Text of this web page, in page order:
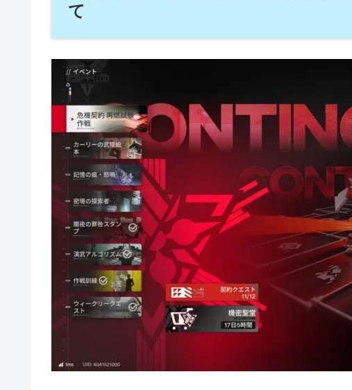
て